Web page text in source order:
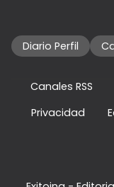
Diario Perfil
Canales RSS
Privacidad